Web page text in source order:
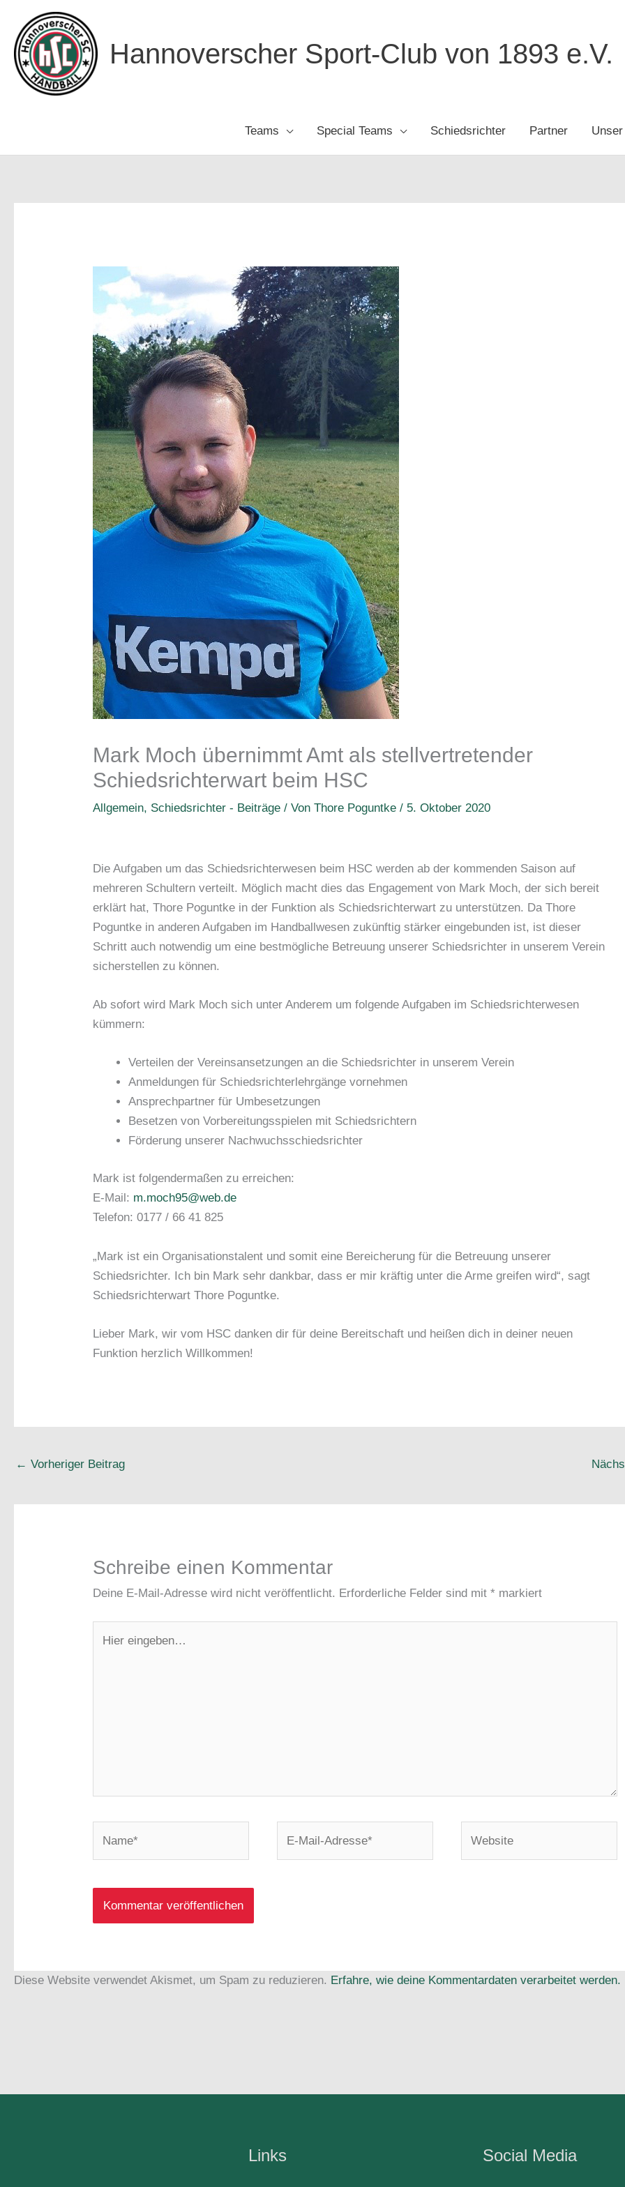
Inhalt
springen
Hannoverscher Sport-Club von 1893 e.V.
Teams Special Teams Schiedsrichter Partner
Mark Moch übernimmt Amt als stellvertretender
Schiedsrichterwart beim HSC
Allgemein, Schiedsrichter - Beiträge / VonThore Poguntke/ 5. Oktober 2020
Die Aufgaben um das Schiedsrichterwesen beim HSC werden ab der kommenden Saison auf
mehreren Schultern verteilt. Möglich macht dies das Engagement von Mark Moch, der sich bereit
erklärt hat, Thore Poguntke in der Funktion als Schiedsrichterwart zu unterstützen. Da Thore
Poguntke in anderen Aufgaben im Handballwesen zukünftig stärker eingebunden ist, ist dieser
Schritt auch notwendig um eine bestmögliche Betreuung unserer Schiedsrichter in unserem Verein
sicherstellen zu können.
Ab sofort wird Mark Moch sich unter Anderem um folgende Aufgaben im Schiedsrichterwesen
kümmern:
Verteilen der Vereinsansetzungen an die Schiedsrichter in unserem Verein
Anmeldungen für Schiedsrichterlehrgänge vornehmen
Ansprechpartner für Umbesetzungen
Besetzen von Vorbereitungsspielen mit Schiedsrichtern
Förderung unserer Nachwuchsschiedsrichter
Mark ist folgendermaßen zu erreichen:
E-Mail: m.moch95@web.de
Telefon: 0177 / 66 41 825
„Mark ist ein Organisationstalent und somit eine Bereicherung für die Betreuung unserer
Schiedsrichter. Ich bin Mark sehr dankbar, dass er mir kräftig unter die Arme greifen wird“, sagt
Schiedsrichterwart Thore Poguntke.
Lieber Mark, wir vom HSC danken dir für deine Bereitschaft und heißen dich in deiner neuen
Funktion herzlich Willkommen!
← Vorheriger Beitrag
Schreibe einen Kommentar
Deine E-Mail-Adresse wird nicht veröffentlicht. Erforderliche Felder sind mit* markiert
eingeben…
Diese Website verwendet Akismet, um Spam zu reduzieren. Erfahre, wie deine Kommentardaten verarbeitet werden.
Links Social Media